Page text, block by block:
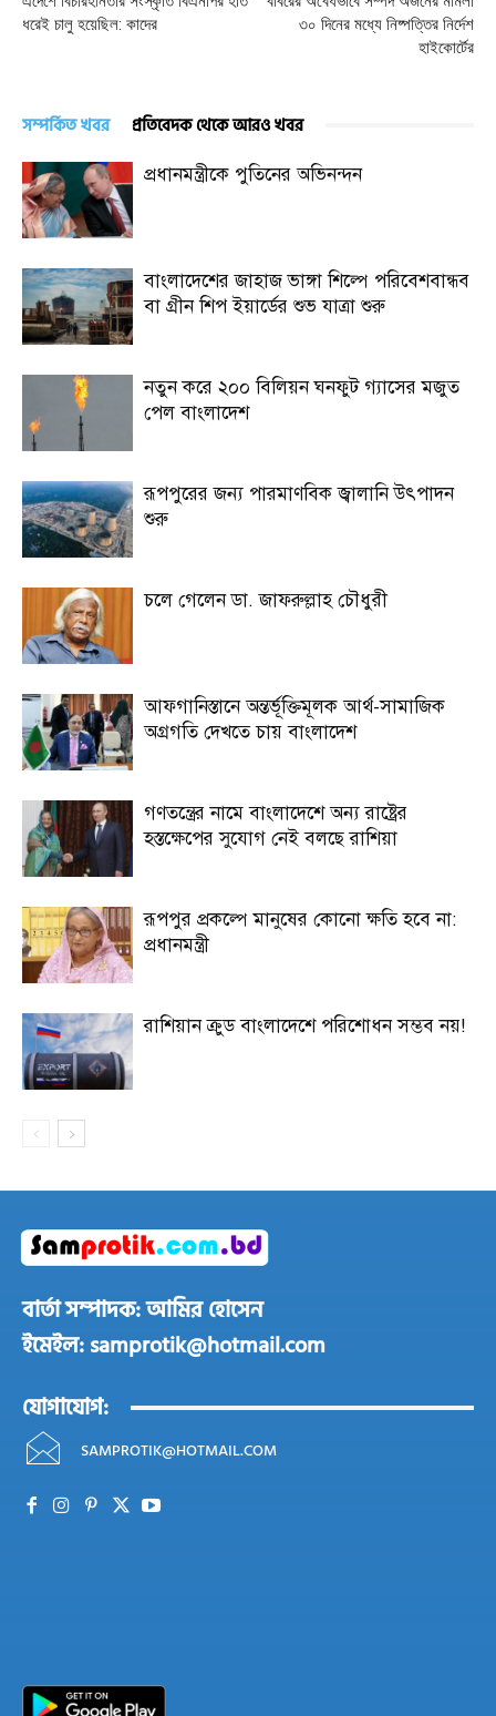
ধরেই চালু হয়েছিল: কাদের
৩০ দিনের মধ্যে নিষ্পত্তির নির্দেশ
হাইকোর্টের
সম্পর্কিত খবর প্রতিবেদক থেকে আরও খবর
প্রধানমন্ত্রীকে পুতিনের অভিনন্দন
বাংলাদেশের জাহাজ ভাঙ্গা শিল্পে পরিবেশবান্ধব
বা গ্রীন শিপ ইয়ার্ডের শুভ যাত্রা শুরু
নতুন করে ২০০ বিলিয়ন ঘনফুট গ্যাসের মজুত
পেল বাংলাদেশ
রূপপুরের জন্য পারমাণবিক জ্বালানি উৎপাদন
শুরু
চলে গেলেন ডা. জাফরুল্লাহ চৌধুরী
আফগানিস্তানে অন্তর্ভূক্তিমূলক আর্থ-সামাজিক
অগ্রগতি দেখতে চায় বাংলাদেশ
গণতন্ত্রের নামে বাংলাদেশে অন্য রাষ্ট্রের
হস্তক্ষেপের সুযোগ নেই বলছে রাশিয়া
রূপপুর প্রকল্পে মানুষের কোনো ক্ষতি হবে না:
প্রধানমন্ত্রী
রাশিয়ান ক্রুড বাংলাদেশে পরিশোধন সম্ভব নয়!
বার্তা সম্পাদক: আমির হোসেন
ইমেইল: samprotik@hotmail.com
যোগাযোগ:
SAMPROTIK@HOTMAIL.COM